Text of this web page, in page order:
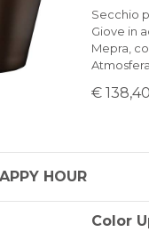
senza interessi per ordini
Secchio
Giove in
Mepra,
€ 138,40
HOUR
Color